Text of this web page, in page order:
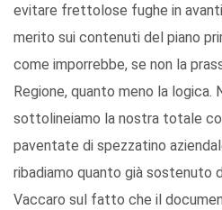
evitare frettolose fughe in
merito sui contenuti del piano
come imporrebbe, se non la
Regione, quanto meno la
sottolineiamo la nostra totale
paventate di spezzatino
ribadiamo quanto già sostenuto
Vaccaro sul fatto che il